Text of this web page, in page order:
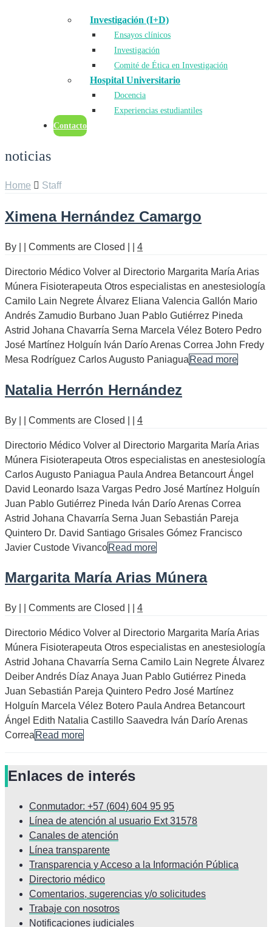
Investigación (I+D)
Ensayos clínicos
Investigación
Comité de Ética en Investigación
Hospital Universitario
Docencia
Experiencias estudiantiles
Contacto
noticias
Home Staff
Ximena Hernández Camargo
By Comments are Closed 4
Directorio Médico Volver al Directorio Margarita María Arias
Múnera Fisioterapeuta Otros especialistas en anestesiología
Camilo Lain Negrete Álvarez Eliana Valencia Gallón Mario
Andrés Zamudio Burbano Juan Pablo Gutiérrez Pineda
Astrid Johana Chavarría Serna Marcela Vélez Botero Pedro
José Martínez Holguín Iván Darío Arenas Correa John Fredy
Mesa Rodríguez Carlos Augusto Paniagua Read more
Natalia Herrón Hernández
By Comments are Closed 4
Directorio Médico Volver al Directorio Margarita María Arias
Múnera Fisioterapeuta Otros especialistas en anestesiología
Carlos Augusto Paniagua Paula Andrea Betancourt Ángel
David Leonardo Isaza Vargas Pedro José Martínez Holguín
Juan Pablo Gutiérrez Pineda Iván Darío Arenas Correa
Astrid Johana Chavarría Serna Juan Sebastián Pareja
Quintero Dr. David Santiago Grisales Gómez Francisco
Javier Custode VivancoRead more
Margarita María Arias Múnera
By Comments are Closed 4
Directorio Médico Volver al Directorio Margarita María Arias
Múnera Fisioterapeuta Otros especialistas en anestesiología
Astrid Johana Chavarría Serna Camilo Lain Negrete Álvarez
Deiber Andrés Díaz Anaya Juan Pablo Gutiérrez Pineda
Juan Sebastián Pareja Quintero Pedro José Martínez
Holguín Marcela Vélez Botero Paula Andrea Betancourt
Ángel Edith Natalia Castillo Saavedra Iván Darío Arenas
Correa Read more
Enlaces de interés
Conmutador: +57 (604) 604 95 95
Línea de atención al usuario Ext 31578
Canales de atención
Línea transparente
Transparencia y Acceso a la Información Pública
Directorio médico
Comentarios, sugerencias y/o solicitudes
Trabaje con nosotros
Notificaciones judiciales